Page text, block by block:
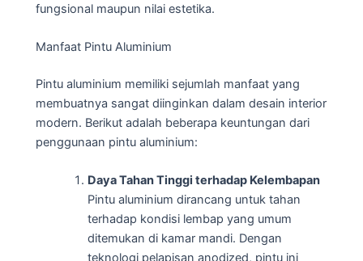
fungsional maupun nilai estetika.
Manfaat Pintu Aluminium
Pintu aluminium memiliki sejumlah manfaat yang
membuatnya sangat diinginkan dalam desain interior
modern. Berikut adalah beberapa keuntungan dari
penggunaan pintu aluminium:
Daya Tahan Tinggi terhadap Kelembapan
Pintu aluminium dirancang untuk tahan
terhadap kondisi lembap yang umum
ditemukan di kamar mandi. Dengan
teknologi pelapisan anodized, pintu ini